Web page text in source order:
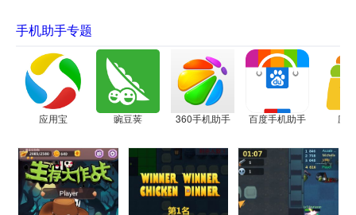
手机助手专题
应用宝 豌豆荚 360手机助手 百度手机助手 应